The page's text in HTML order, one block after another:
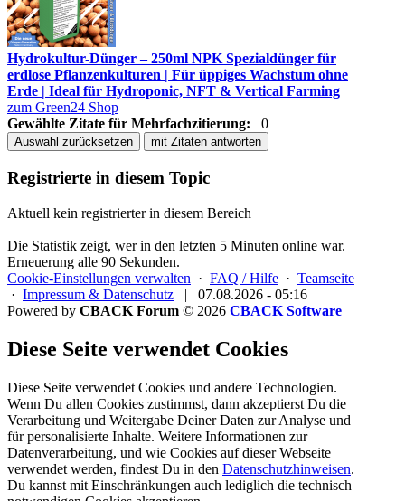
Hydrokultur-Dünger – 250ml NPK Spezialdünger für
erdlose Pflanzenkulturen | Für üppiges Wachstum ohne
Erde | Ideal für Hydroponic, NFT & Vertical Farming
zum Green24 Shop
Gewählte Zitate für Mehrfachzitierung:
0
Auswahl zurücksetzen mit Zitaten antworten
Registrierte in diesem Topic
Aktuell kein registrierter in diesem Bereich
Die Statistik zeigt, wer in den letzten 5 Minuten online war.
Erneuerung alle 90 Sekunden.
Cookie-Einstellungen verwalten · FAQ / Hilfe · Teamseite
· Impressum & Datenschutz |
07.08.2026 - 05:16
Powered by CBACK Forum © 2026 CBACK Software
Diese Seite verwendet Cookies
Diese Seite verwendet Cookies und andere Technologien.
Wenn Du allen Cookies zustimmst, dann akzeptierst Du die
Verarbeitung und Weitergabe Deiner Daten zur Analyse und
für personalisierte Inhalte. Weitere Informationen zur
Datenverarbeitung, und wie Cookies auf dieser Webseite
verwendet werden, findest Du in den Datenschutzhinweisen.
Du kannst mit Einschränkungen auch lediglich die technisch